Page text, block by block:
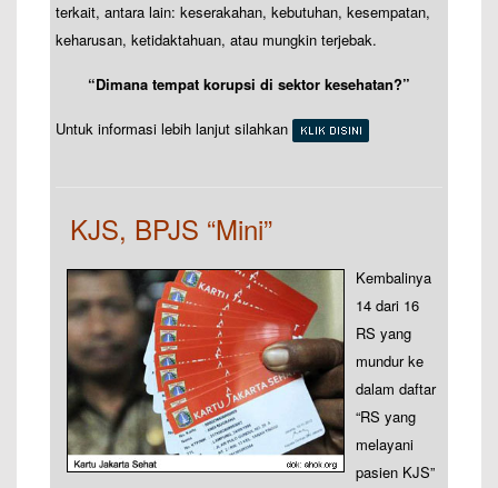
terkait, antara lain: keserakahan, kebutuhan, kesempatan,
keharusan, ketidaktahuan, atau mungkin terjebak.
“Dimana tempat korupsi di sektor kesehatan?”
Untuk informasi lebih lanjut silahkan
KJS, BPJS “Mini”
Kembalinya
14 dari 16
RS yang
mundur ke
dalam daftar
“RS yang
melayani
pasien KJS”